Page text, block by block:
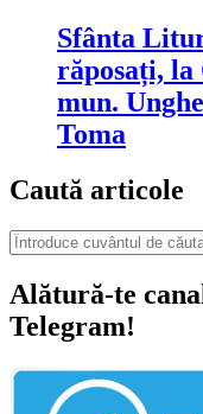
Sfânta
răposați, la
mun.
Toma
Caută articole
Alătură-te
Telegram!